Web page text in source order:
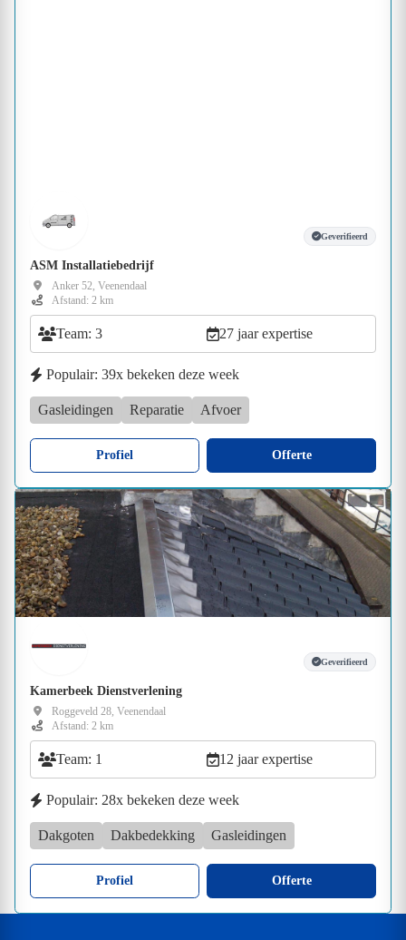
Geverifieerd
ASM Installatiebedrijf
Anker 52, Veenendaal
Afstand: 2 km
Team: 3 27 jaar expertise
Populair: 39x bekeken deze week
Gasleidingen Reparatie Afvoer
Profiel Offerte
Geverifieerd
Kamerbeek Dienstverlening
Roggeveld 28, Veenendaal
Afstand: 2 km
Team: 1 12 jaar expertise
Populair: 28x bekeken deze week
Dakgoten Dakbedekking Gasleidingen
Profiel Offerte